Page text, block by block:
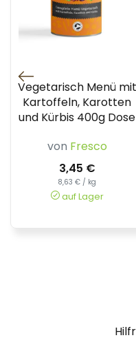
Vegetarisch Menü mit
Kartoffeln, Karotten
und Kürbis 400g Dose
von Fresco
3,45 €
8,63 € / kg
auf Lager